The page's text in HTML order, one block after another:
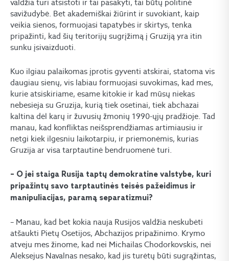
valdžia turi atsistoti ir tai pasakyti, tai būtų politinė
savižudybė. Bet akademiškai žiūrint ir suvokiant, kaip
veikia sienos, formuojasi tapatybės ir skirtys, tenka
pripažinti, kad šių teritorijų sugrįžimą į Gruziją yra itin
sunku įsivaizduoti.
Kuo ilgiau palaikomas įprotis gyventi atskirai, statoma vis
daugiau sienų, vis labiau formuojasi suvokimas, kad mes,
kurie atsiskiriame, esame kitokie ir kad mūsų niekas
nebesieja su Gruzija, kurią tiek osetinai, tiek abchazai
kaltina dėl karų ir žuvusių žmonių 1990-ųjų pradžioje. Tad
manau, kad konfliktas neišsprendžiamas artimiausiu ir
netgi kiek ilgesniu laikotarpiu, ir priemonėmis, kurias
Gruzija ar visa tarptautinė bendruomenė turi.
– O jei staiga Rusija taptų demokratine valstybe, kuri
pripažintų savo tarptautinės teisės pažeidimus ir
manipuliacijas, paramą separatizmui?
– Manau, kad bet kokia nauja Rusijos valdžia neskubėti
atšaukti Pietų Osetijos, Abchazijos pripažinimo. Krymo
atveju mes žinome, kad nei Michailas Chodorkovskis, nei
Aleksejus Navalnas nesako, kad jis turėtų būti sugrąžintas,